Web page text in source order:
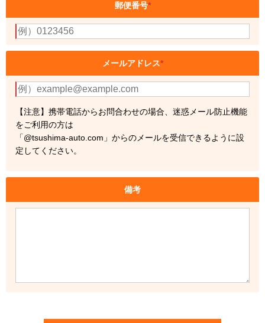
郵便番号*
メールアドレス*
【注意】携帯電話からお問合わせの場合、迷惑メール防止機能
をご利用の方は
「@tsushima-auto.com」からのメールを受信できるように設
定してください。
備考